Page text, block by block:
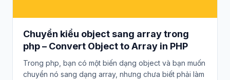
Chuyển kiểu object sang array trong
php – Convert Object to Array in PHP
Trong php, bạn có một biến dạng object và bạn muốn
chuyển nó sang dạng array, nhưng chưa biết phải làm